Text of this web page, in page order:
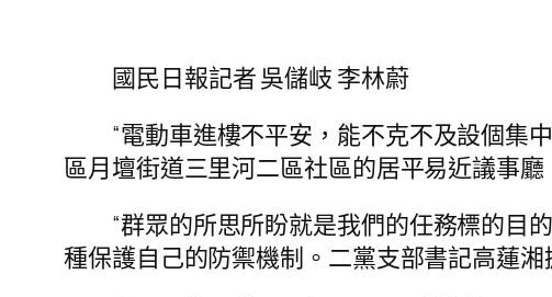
國民日報記者 吳儲岐 李林蔚
“電動車進樓不平安，能不克不及設個集
區月壇街道三里河二區社區的居平易近議事廳
“群眾的所思所盼就是我們的任務標的目
種保護自己的防禦機制。二黨支部書記高蓮